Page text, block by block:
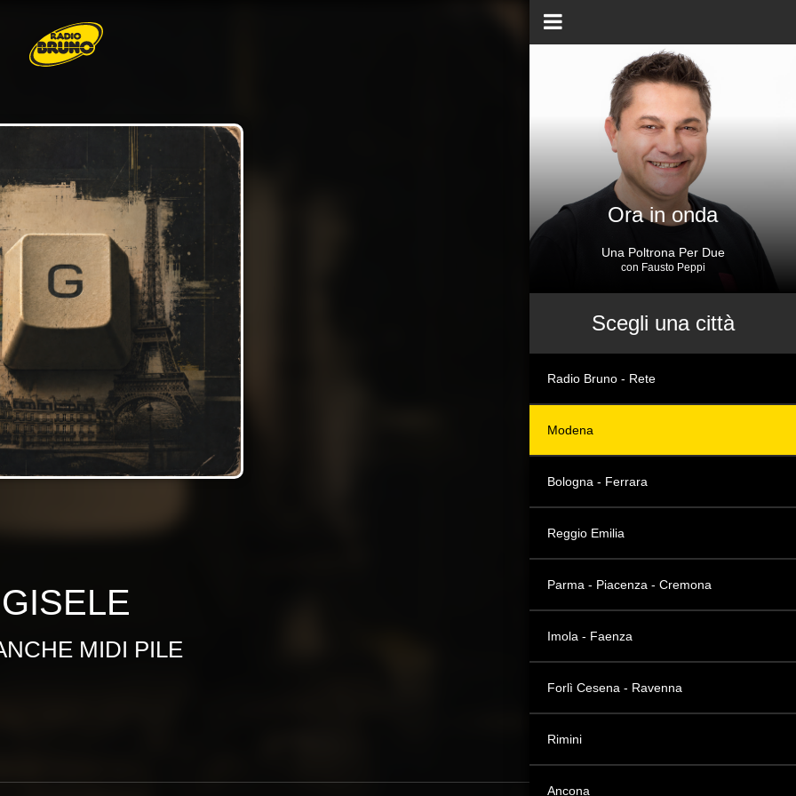
Ora in onda
Una Poltrona Per Due
con Fausto Peppi
Scegli una città
Radio Bruno - Rete
Modena
Bologna - Ferrara
Reggio Emilia
Parma - Piacenza - Cremona
Imola - Faenza
Forlì Cesena - Ravenna
Rimini
Ancona
GISELE
MIDI PILE